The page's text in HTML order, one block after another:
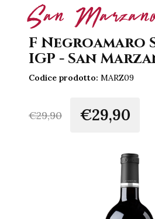
San
F Negroamaro
IGP - San
Codice prodotto: MARZ09
€29,90 €29,90